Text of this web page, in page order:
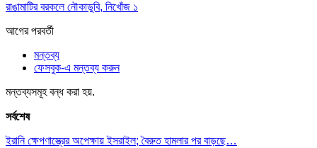
রাঙামাটির বরকলে নৌকাডুবি, নিখোঁজ ১
আগেরপরবর্তী
মন্তব্য
ফেসবুক-এ মন্তব্য করুন
মন্তব্যসমূহ বন্ধ করা হয়.
সর্বশেষ
ইরানি ক্ষেপণাস্ত্রের অপেক্ষায় ইসরাইল; বৈরুত হামলার পর বাড়ছে…